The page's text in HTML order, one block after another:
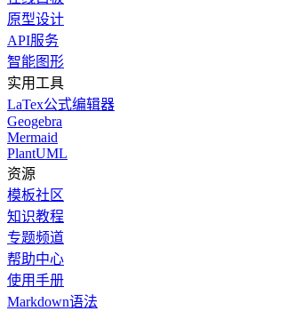
原型设计
API服务
智能图形
实用工具
LaTex公式编辑器
Geogebra
Mermaid
PlantUML
资源
模板社区
知识教程
专题频道
帮助中心
使用手册
Markdown语法